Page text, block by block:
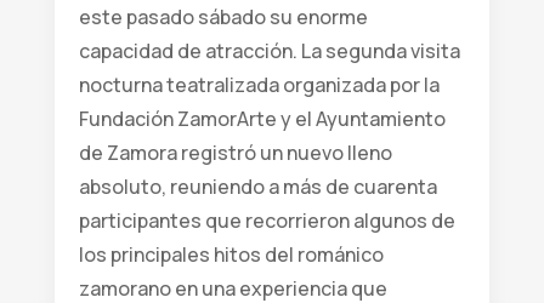
este pasado sábado su enorme
capacidad de atracción. La segunda visita
nocturna teatralizada organizada por la
Fundación ZamorArte y el Ayuntamiento
de Zamora registró un nuevo lleno
absoluto, reuniendo a más de cuarenta
participantes que recorrieron algunos de
los principales hitos del románico
zamorano en una experiencia que